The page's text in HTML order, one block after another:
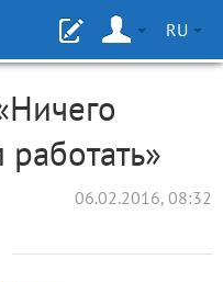
RU
06.02.2016, 08:32